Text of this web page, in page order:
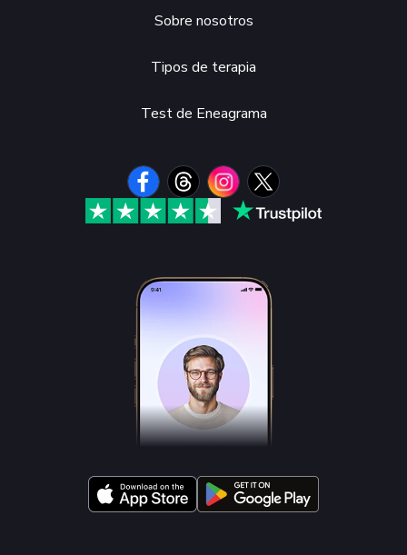
Sobre nosotros
Tipos de terapia
Test de Eneagrama